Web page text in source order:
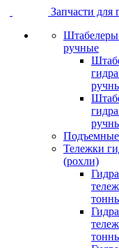
Запчасти для
Штабелеры
ручные
Тележки
(рохли)